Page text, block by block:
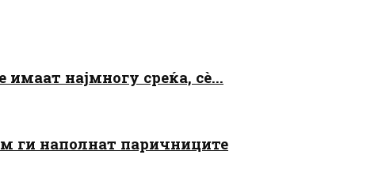
имаат најмногу среќа, сè...
ги наполнат паричниците